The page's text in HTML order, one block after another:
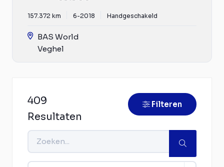
157.372 km 6-2018 Handgeschakeld
BAS World
Veghel
409
Resultaten
Filteren